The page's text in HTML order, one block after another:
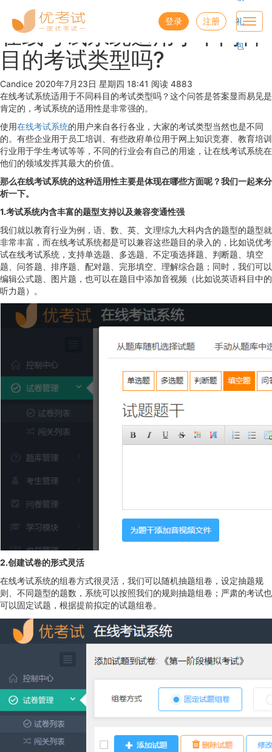
登录 注册 礼
包
在线考试系统适用于不同科
目的考试类型吗?
Candice 2020年7月23日 星期四 18:41 阅读 4883
在线考试系统适用于不同科目的考试类型吗？这个问答是答案显而易见是
肯定的，考试系统的适用性是非常强的。
使用在线考试系统的用户来自各行各业，大家的考试类型当然也是不同
的。有些企业用于员工培训、有些政府单位用于网上知识竞赛、教育培训
行业用于学生考试等等，不同的行业会有自己的用途，让在线考试系统在
他们的领域发挥其最大的价值。
那么在线考试系统的这种适用性主要是体现在哪些方面呢？我们一起来分
析一下。
1.考试系统内含丰富的题型支持以及兼容变通性强
我们就以教育行业为例，语、数、英、文理综九大科内含的题型的题型就
非常丰富，而在线考试系统都是可以兼容这些题目的录入的，比如说优考
试在线考试系统，支持单选题、多选题、不定项选择题、判断题、填空
题、问答题、排序题、配对题、完形填空、理解综合题；同时，我们可以
编辑公式题、图片题，也可以在题目中添加音视频（比如说英语科目中的
听力题）。
2.创建试卷的形式灵活
在线考试系统的组卷方式很灵活，我们可以随机抽题组卷，设定抽题规
则、不同题型的题数，系统可以按照我们的规则抽题组卷；严肃的考试也
可以固定试题，根据提前拟定的试题组卷。